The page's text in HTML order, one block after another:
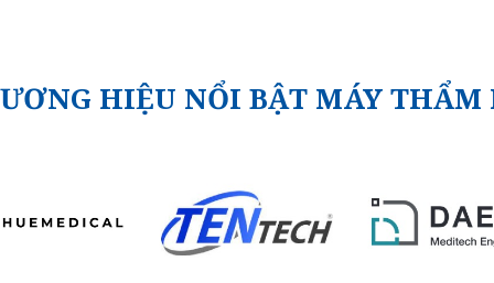
HIỆU NỔI BẬT MÁY THẨM